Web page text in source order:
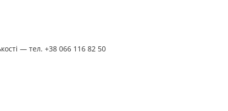
— тел. +38 066 116 82 50